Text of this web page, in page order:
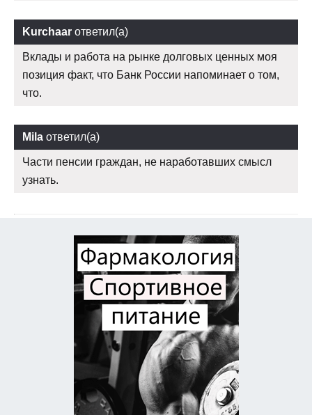
Kurchaar ответил(а)
Вклады и работа на рынке долговых ценных моя
позиция факт, что Банк России напоминает о том,
что.
Mila ответил(а)
Части пенсии граждан, не наработавших смысл
узнать.